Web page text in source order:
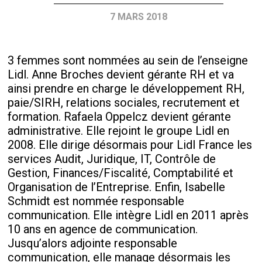
7 MARS 2018
3 femmes sont nommées au sein de l’enseigne
Lidl. Anne Broches devient gérante RH et va
ainsi prendre en charge le développement RH,
paie/SIRH, relations sociales, recrutement et
formation. Rafaela Oppelcz devient gérante
administrative. Elle rejoint le groupe Lidl en
2008. Elle dirige désormais pour Lidl France les
services Audit, Juridique, IT, Contrôle de
Gestion, Finances/Fiscalité, Comptabilité et
Organisation de l’Entreprise. Enfin, Isabelle
Schmidt est nommée responsable
communication. Elle intègre Lidl en 2011 après
10 ans en agence de communication.
Jusqu’alors adjointe responsable
communication, elle manage désormais les